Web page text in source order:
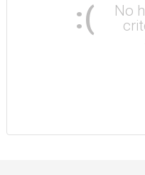
:(
No